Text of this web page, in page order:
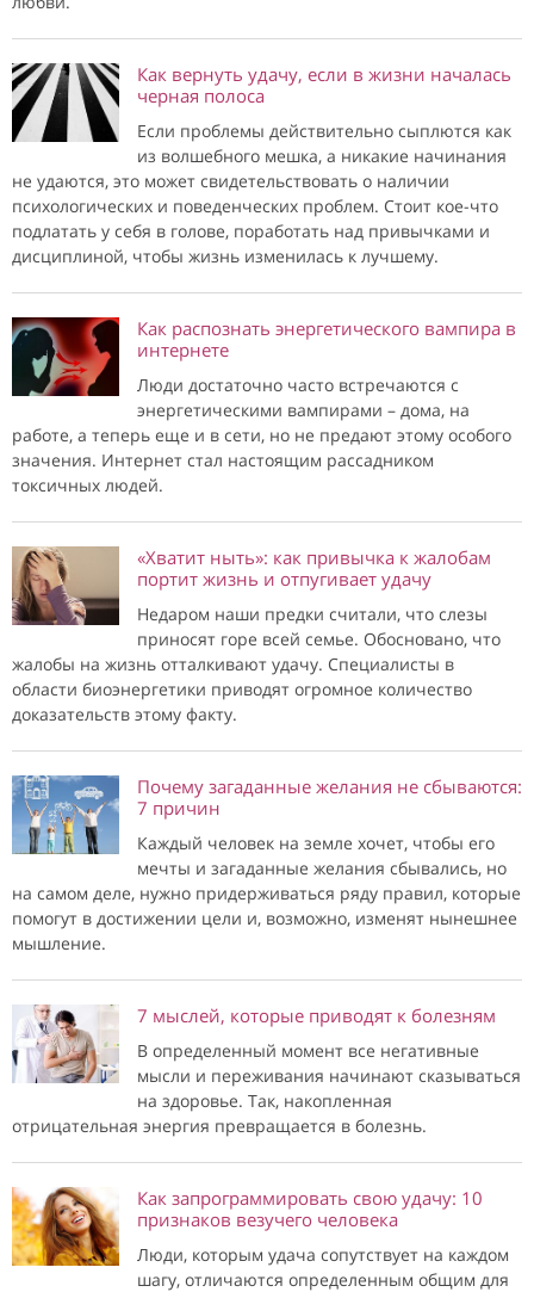
Как вернуть удачу, если в жизни началась
черная полоса
Если проблемы действительно сыплются как
из волшебного мешка, а никакие начинания
не удаются, это может свидетельствовать о наличии
психологических и поведенческих проблем. Стоит кое-что
подлатать у себя в голове, поработать над привычками и
дисциплиной, чтобы жизнь изменилась к лучшему.
Как распознать энергетического вампира в
интернете
Люди достаточно часто встречаются с
энергетическими вампирами – дома, на
работе, а теперь еще и в сети, но не предают этому особого
значения. Интернет стал настоящим рассадником
токсичных людей.
«Хватит ныть»: как привычка к жалобам
портит жизнь и отпугивает удачу
Недаром наши предки считали, что слезы
приносят горе всей семье. Обосновано, что
жалобы на жизнь отталкивают удачу. Специалисты в
области биоэнергетики приводят огромное количество
доказательств этому факту.
Почему загаданные желания не сбываются:
7 причин
Каждый человек на земле хочет, чтобы его
мечты и загаданные желания сбывались, но
на самом деле, нужно придерживаться ряду правил, которые
помогут в достижении цели и, возможно, изменят нынешнее
мышление.
7 мыслей, которые приводят к болезням
В определенный момент все негативные
мысли и переживания начинают сказываться
на здоровье. Так, накопленная
отрицательная энергия превращается в болезнь.
Как запрограммировать свою удачу: 10
признаков везучего человека
Люди, которым удача сопутствует на каждом
шагу, отличаются определенным общим для